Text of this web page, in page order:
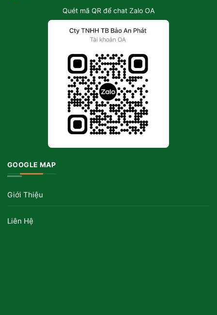
Quét mã QR để chat Zalo OA
GOOGLE MAP
Giới Thiệu
Liên Hệ